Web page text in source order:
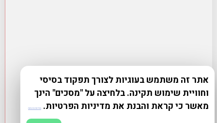
אתר זה משתמש בעוגיות לצורך תפקוד בסיסי
וחוויית שימוש תקינה. בלחיצה על "מסכים" הינך
מאשר כי קראת והבנת את מדיניות הפרטיות. מדיניות פרטיות